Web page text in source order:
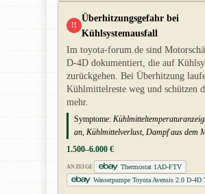
!!
Überhitzungsgefahr bei
Kühlsystemausfall
Im toyota-forum.de sind
D-4D dokumentiert, die auf
zurückgehen. Bei Überhitzung
Kühlmittelreste weg und schützen
mehr.
Symptome:
an, Kühlmittelverlust, Dampf aus dem
1.500–6.000 €
ANZEIGE
Thermostat 1AD-FTV
Wasserpumpe Toyota Avensis 2.0 D-4D